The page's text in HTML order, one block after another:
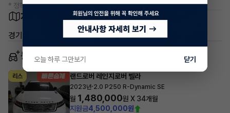
* 정확한 정보는 판매자와 반드시 확인하시기 바랍니다.
차량 위치
경기 고양시 일산동구 풍동
동일 차종 이어카
리스 랜드로버 레인지로버 벨라
2023년·2.0 P250 R-Dynamic SE
월 1,480,000원 X 34개월
지원금4,500,000원
오늘 하루 그만보기 닫기